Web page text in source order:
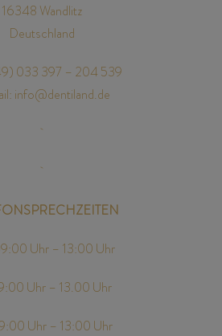
entstehen bei
Absagen):
gesamten Kursgebühr
als 1 Woche vor
uns durch das jeweilige
müssen wir in jedem Fall
16348 Wandlitz
Deutschland
033 397 – 204 539
info@dentiland.de
Uhr – 13:00 Uhr
Uhr – 13.00 Uhr
Uhr – 13:00 Uhr